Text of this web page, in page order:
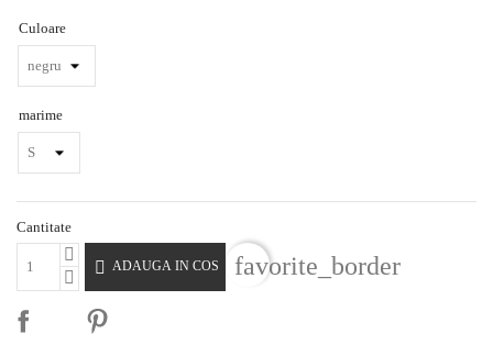
Culoare
marime
Cantitate
 ADAUGA IN COS favorite_border